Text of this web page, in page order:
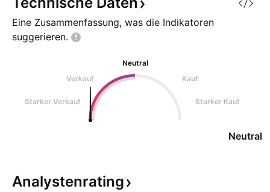
Eine Zusammenfassung, was die Indikatoren
suggerieren.
Neutral
Verkauf
Kauf
Starker Verkauf Starker Kauf
Neutral
Analystenrating